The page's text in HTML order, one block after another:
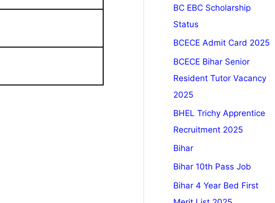
BC EBC Scholarship
Status
BCECE Admit Card 2025
BCECE Bihar Senior
Resident Tutor Vacancy
2025
BHEL Trichy Apprentice
Recruitment 2025
Bihar
Bihar 10th Pass Job
Bihar 4 Year Bed First